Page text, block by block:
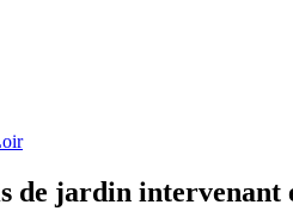
de jardin intervenant